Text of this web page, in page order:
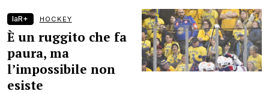
laR+ HOCKEY
È un ruggito che fa
paura, ma
l’impossibile non
esiste